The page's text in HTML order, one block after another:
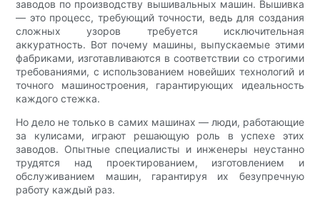
заводов по производству вышивальных машин. Вышивка
— это процесс, требующий точности, ведь для создания
сложных узоров требуется исключительная
аккуратность. Вот почему машины, выпускаемые этими
фабриками, изготавливаются в соответствии со строгими
требованиями, с использованием новейших технологий и
точного машиностроения, гарантирующих идеальность
каждого стежка.
Но дело не только в самих машинах — люди, работающие
за кулисами, играют решающую роль в успехе этих
заводов. Опытные специалисты и инженеры неустанно
трудятся над проектированием, изготовлением и
обслуживанием машин, гарантируя их безупречную
работу каждый раз.